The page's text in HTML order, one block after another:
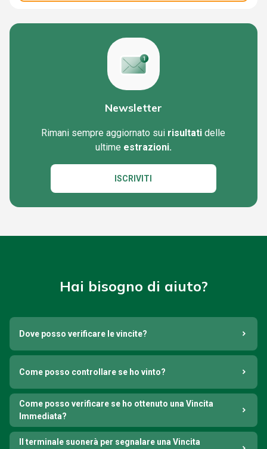
Newsletter
Rimani sempre aggiornato sui risultati delle
ultime estrazioni.
ISCRIVITI
Hai bisogno di aiuto?
Dove posso verificare le vincite?
Come posso controllare se ho vinto?
Come posso verificare se ho ottenuto una Vincita
Immediata?
Il terminale suonerà per segnalare una Vincita